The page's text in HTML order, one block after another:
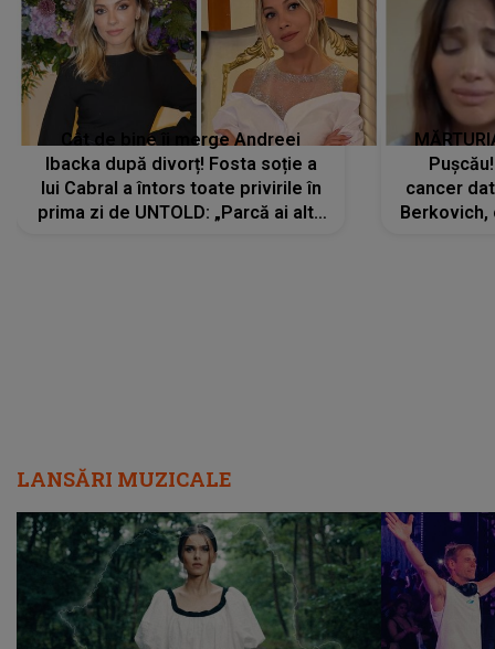
Cât de bine îi merge Andreei
Ibacka după divorț! Fosta soție a
lui Cabral a întors toate privirile în
prima zi de UNTOLD: „Parcă ai altă
cancer
LANSĂRI MUZICALE